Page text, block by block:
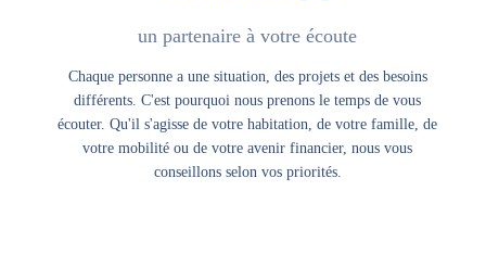
un partenaire à votre écoute
Chaque personne a une situation, des projets et des besoins
différents. C'est pourquoi nous prenons le temps de vous
écouter. Qu'il s'agisse de votre habitation, de votre famille, de
votre mobilité ou de votre avenir financier, nous vous
conseillons selon vos priorités.